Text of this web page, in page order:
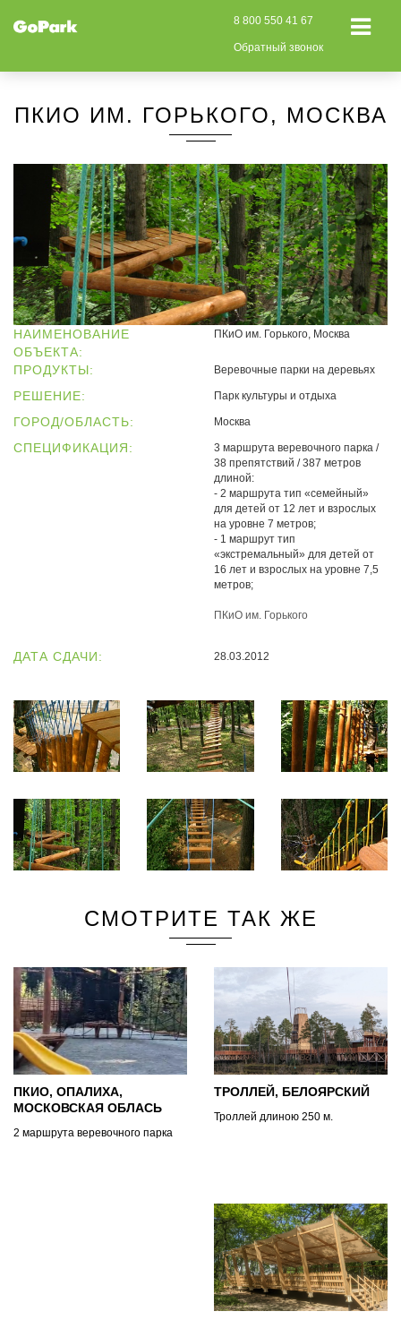
8 800 550 41 67
Обратный звонок
ПКИО ИМ. ГОРЬКОГО, МОСКВА
НАИМЕНОВАНИЕ
ОБЪЕКТА:
ПКиО им. Горького, Москва
ПРОДУКТЫ: Веревочные парки на деревьях
РЕШЕНИЕ: Парк культуры и отдыха
ГОРОД/ОБЛАСТЬ: Москва
СПЕЦИФИКАЦИЯ:
3 маршрута веревочного парка /
38 препятствий / 387 метров
длиной:
- 2 маршрута тип «семейный»
для детей от 12 лет и взрослых
на уровне 7 метров;
- 1 маршрут тип
«экстремальный» для детей от
16 лет и взрослых на уровне 7,5
метров;
ПКиО им. Горького
ДАТА СДАЧИ: 28.03.2012
СМОТРИТЕ ТАК ЖЕ
ПКИО, ОПАЛИХА,
МОСКОВСКАЯ ОБЛАСЬ
2 маршрута веревочного парка
ТРОЛЛЕЙ, БЕЛОЯРСКИЙ
Троллей длиною 250 м.